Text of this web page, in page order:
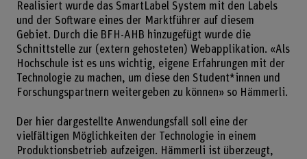
Realisiert wurde das SmartLabel System mit den Labels
und der Software eines der Marktführer auf diesem
Gebiet. Durch die BFH-AHB hinzugefügt wurde die
Schnittstelle zur (extern gehosteten) Webapplikation. «Als
Hochschule ist es uns wichtig, eigene Erfahrungen mit der
Technologie zu machen, um diese den Student*innen und
Forschungspartnern weitergeben zu können» so Hämmerli.
Der hier dargestellte Anwendungsfall soll eine der
vielfältigen Möglichkeiten der Technologie in einem
Produktionsbetrieb aufzeigen. Hämmerli ist überzeugt,